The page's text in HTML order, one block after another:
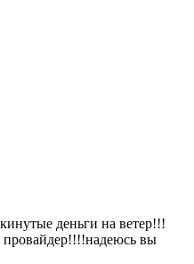
деньги на ветер!!!
провайдер!!!!надеюсь вы